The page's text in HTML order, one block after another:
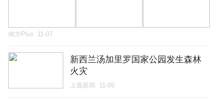
南方Plus 11-07
新西兰汤加里罗国家公园发生森林
火灾
上观新闻 11-09